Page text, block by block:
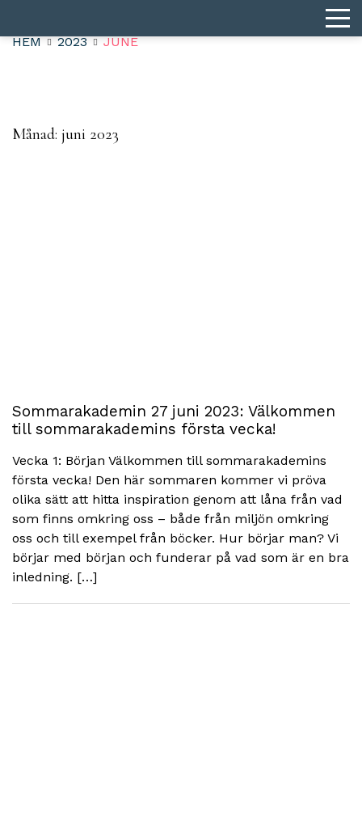
HEM 2023 JUNE
Månad: juni 2023
Sommarakademin 27 juni 2023: Välkommen
till sommarakademins första vecka!
Vecka 1: Början Välkommen till sommarakademins
första vecka! Den här sommaren kommer vi pröva
olika sätt att hitta inspiration genom att låna från vad
som finns omkring oss – både från miljön omkring
oss och till exempel från böcker. Hur börjar man? Vi
börjar med början och funderar på vad som är en bra
inledning. […]